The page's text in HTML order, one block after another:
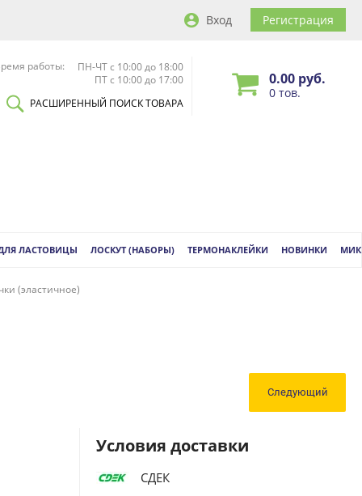
Вход Регистрация
работы:
ПН-ЧТ с 10:00 до 18:00
ПТ с 10:00 до 17:00
РАСШИРЕННЫЙ ПОИСК ТОВАРА
0.00 руб.
0 тов.
ЛАСТОВИЦЫ ЛОСКУТ (НАБОРЫ) ТЕРМОНАКЛЕЙКИ НОВИНКИ
(эластичное)
Следующий
Условия доставки
СДЕК